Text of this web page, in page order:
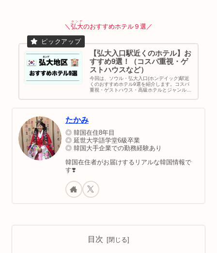
＼ 弘大
ホンデ
のおすすめホテル９選／
【弘大入口駅近くのホテル】お
すすめ9選！（コスパ重視・ゲ
ストハウスなど）
今回は、ソウル・弘大入口(ホンデイック)駅近
くのおすすめホテル9選を紹介します。コスパ
重視・ゲストハウス・高級ホテルとジャンル別
ョッピングや飲食店・コンビニも揃ってます
たかみ
◎ 韓国在住8年目
◎ 延世大学語学堂6級卒業
◎ 韓国大手企業での勤務経験あり
韓国在住者がお届けするリアルな韓国情報で
す❣️
目次